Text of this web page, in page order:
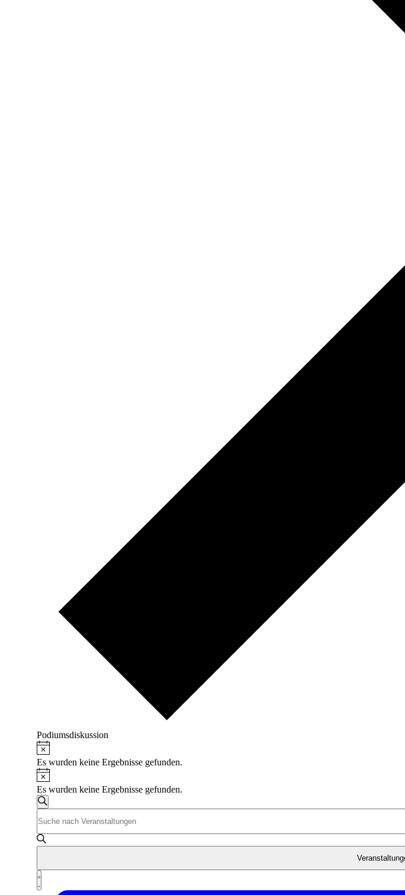
Podiumsdiskussion
Veranstaltungen
Hinweis
Es wurden keine Ergebnisse gefunden.
Hinweis
Es wurden keine Ergebnisse gefunden.
Veranstaltungen
Suche
und
Ansichten,
Navigation
Suche
Schlüsselwort
eingeben.
Suche
Veranstaltungen
Schlüsselwort.
Veranstaltung
Ansichten-
Liste